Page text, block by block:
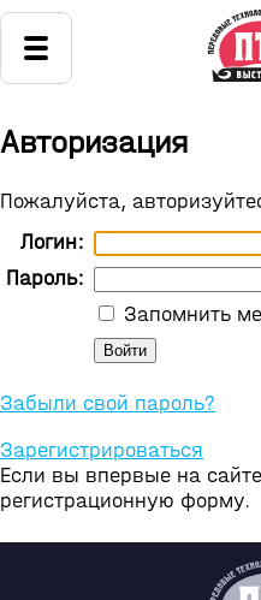
Авторизация
Пожалуйста,
Логин:
Пароль:
Запомнить
Забыли свой пароль?
Зарегистрироваться
Если вы впервые на
регистрационную форму.